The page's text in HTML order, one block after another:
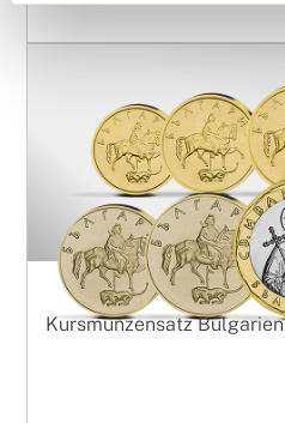
Kursmünzensatz Bulgarien